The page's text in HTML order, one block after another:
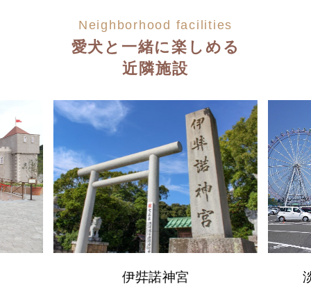
Neighborhood facilities
愛犬と一緒に楽しめる
近隣施設
伊弉諾神宮